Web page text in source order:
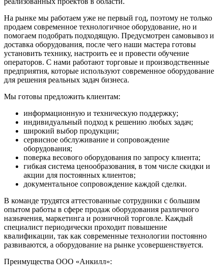
На рынке мы работаем уже не первый год, поэтому не только
продаем современное технологичное оборудование, но и
помогаем подобрать подходящую. Предусмотрен самовывоз и
доставка оборудования, после чего наши мастера готовы
установить технику, настроить ее и провести обучение
операторов. С нами работают торговые и производственные
предприятия, которые используют современное оборудование
для решения реальных задач бизнеса.
Мы готовы предложить клиентам:
информационную и техническую поддержку;
индивидуальный подход к решению любых задач;
широкий выбор продукции;
сервисное обслуживание и сопровождение
оборудования;
поверка весового оборудования по запросу клиента;
гибкая система ценообразования, в том числе скидки и
акции для постоянных клиентов;
документальное сопровождение каждой сделки.
В команде трудятся аттестованные сотрудники с большим
опытом работы в сфере продаж оборудования различного
назначения, маркетинга и розничной торговле. Каждый
специалист периодически проходит повышение
квалификации, так как современные технологии постоянно
развиваются, а оборудование на рынке усовершенствуется.
Преимущества ООО «Анкилл»: